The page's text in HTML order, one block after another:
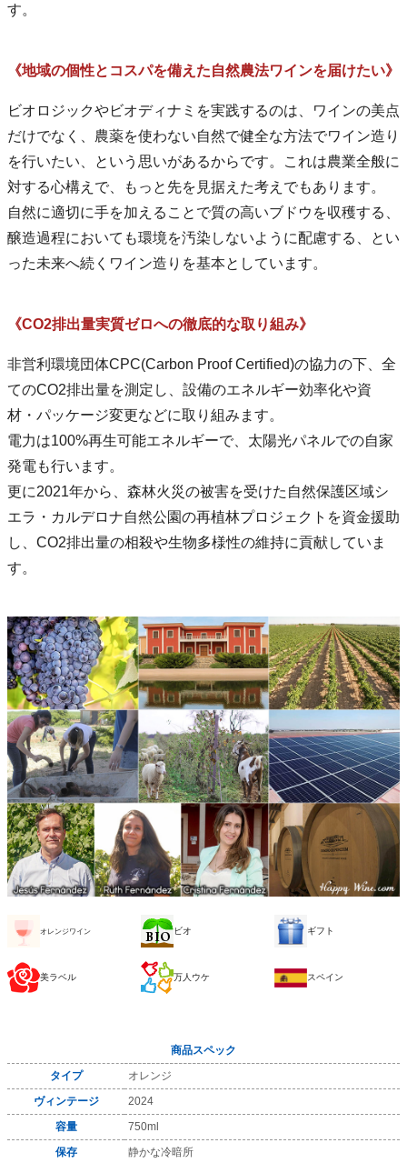
す。
《地域の個性とコスパを備えた自然農法ワインを届けたい》
ビオロジックやビオディナミを実践するのは、ワインの美点
だけでなく、農薬を使わない自然で健全な方法でワイン造り
を行いたい、という思いがあるからです。これは農業全般に
対する心構えで、もっと先を見据えた考えでもあります。
自然に適切に手を加えることで質の高いブドウを収穫する、
醸造過程においても環境を汚染しないように配慮する、とい
った未来へ続くワイン造りを基本としています。
《CO2排出量実質ゼロへの徹底的な取り組み》
非営利環境団体CPC(Carbon Proof Certified)の協力の下、全
てのCO2排出量を測定し、設備のエネルギー効率化や資
材・パッケージ変更などに取り組みます。
電力は100%再生可能エネルギーで、太陽光パネルでの自家
発電も行います。
更に2021年から、森林火災の被害を受けた自然保護区域シ
エラ・カルデロナ自然公園の再植林プロジェクトを資金援助
し、CO2排出量の相殺や生物多様性の維持に貢献していま
す。
オレンジワイン ビオ ギフト
美ラベル 万人ウケ スペイン
商品スペック
タイプ
オレンジ
ヴィンテージ
2024
容量
750ml
保存
静かな冷暗所